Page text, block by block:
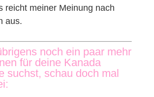
reicht meiner Meinung nach
aus.
noch ein paar mehr
für deine Kanada
suchst, schau doch mal